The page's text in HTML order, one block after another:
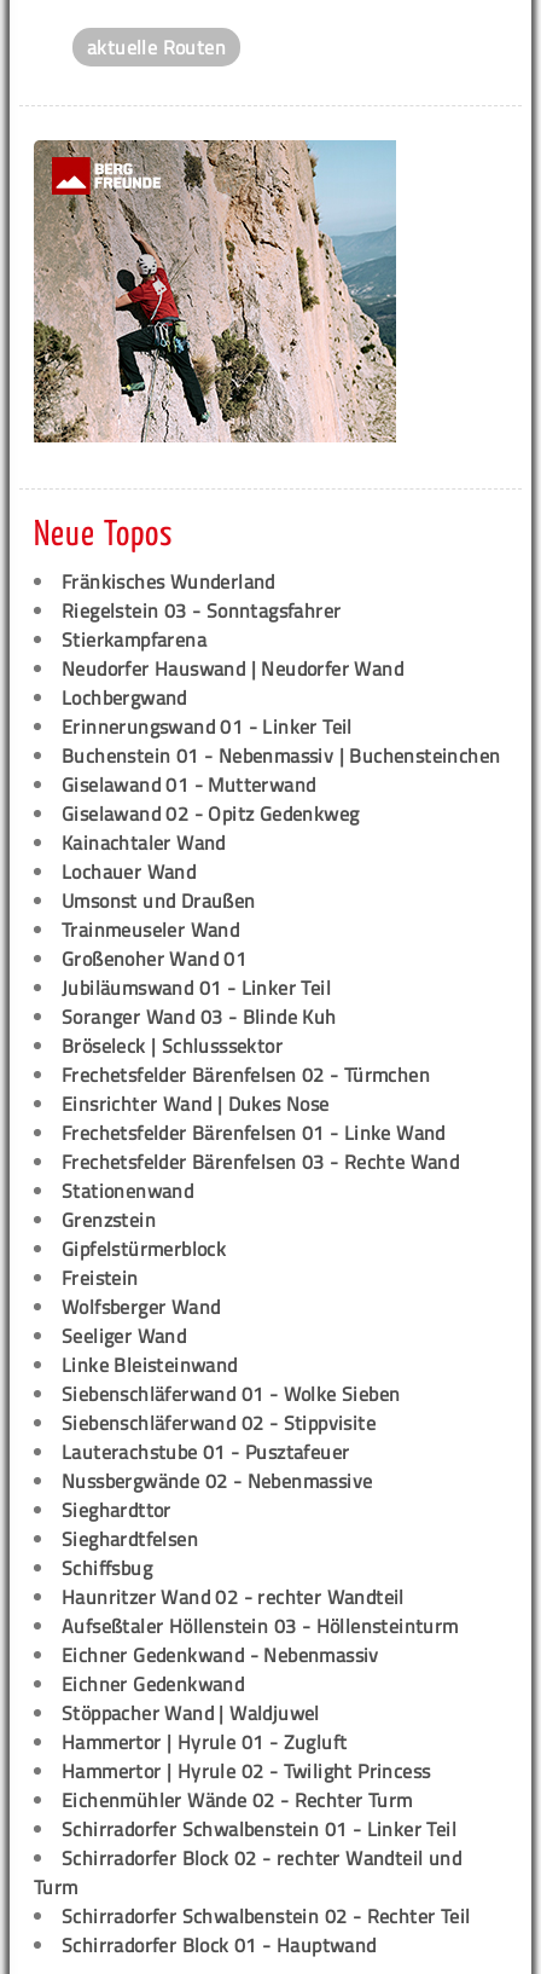
aktuelle Routen
Neue Topos
Fränkisches Wunderland
Riegelstein 03 - Sonntagsfahrer
Stierkampfarena
Neudorfer Hauswand | Neudorfer Wand
Lochbergwand
Erinnerungswand 01 - Linker Teil
Buchenstein 01 - Nebenmassiv | Buchensteinchen
Giselawand 01 - Mutterwand
Giselawand 02 - Opitz Gedenkweg
Kainachtaler Wand
Lochauer Wand
Umsonst und Draußen
Trainmeuseler Wand
Großenoher Wand 01
Jubiläumswand 01 - Linker Teil
Soranger Wand 03 - Blinde Kuh
Bröseleck | Schlusssektor
Frechetsfelder Bärenfelsen 02 - Türmchen
Einsrichter Wand | Dukes Nose
Frechetsfelder Bärenfelsen 01 - Linke Wand
Frechetsfelder Bärenfelsen 03 - Rechte Wand
Stationenwand
Grenzstein
Gipfelstürmerblock
Freistein
Wolfsberger Wand
Seeliger Wand
Linke Bleisteinwand
Siebenschläferwand 01 - Wolke Sieben
Siebenschläferwand 02 - Stippvisite
Lauterachstube 01 - Pusztafeuer
Nussbergwände 02 - Nebenmassive
Sieghardttor
Sieghardtfelsen
Schiffsbug
Haunritzer Wand 02 - rechter Wandteil
Aufseßtaler Höllenstein 03 - Höllensteinturm
Eichner Gedenkwand - Nebenmassiv
Eichner Gedenkwand
Stöppacher Wand | Waldjuwel
Hammertor | Hyrule 01 - Zugluft
Hammertor | Hyrule 02 - Twilight Princess
Eichenmühler Wände 02 - Rechter Turm
Schirradorfer Schwalbenstein 01 - Linker Teil
Schirradorfer Block 02 - rechter Wandteil und
Turm
Schirradorfer Schwalbenstein 02 - Rechter Teil
Schirradorfer Block 01 - Hauptwand